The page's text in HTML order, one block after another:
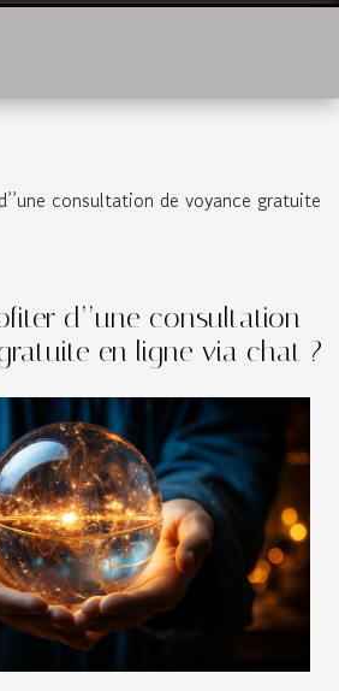
consultation de voyance gratuite
d’’une consultation
en ligne via chat ?